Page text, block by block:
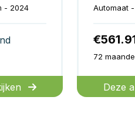
- 2024 Automaat
72
Deze